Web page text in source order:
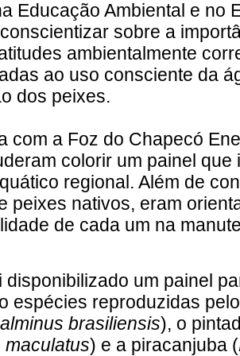
Educação Ambiental e no
sobre a
ambientalmente
ao uso consciente da
dos peixes.
com a Foz do Chapecó
colorir um painel que
regional. Além de
peixes nativos, eram
de cada um na
disponibilizado um painel
espécies reproduzidas
brasiliensis), o
maculatus) e a piracanjuba (